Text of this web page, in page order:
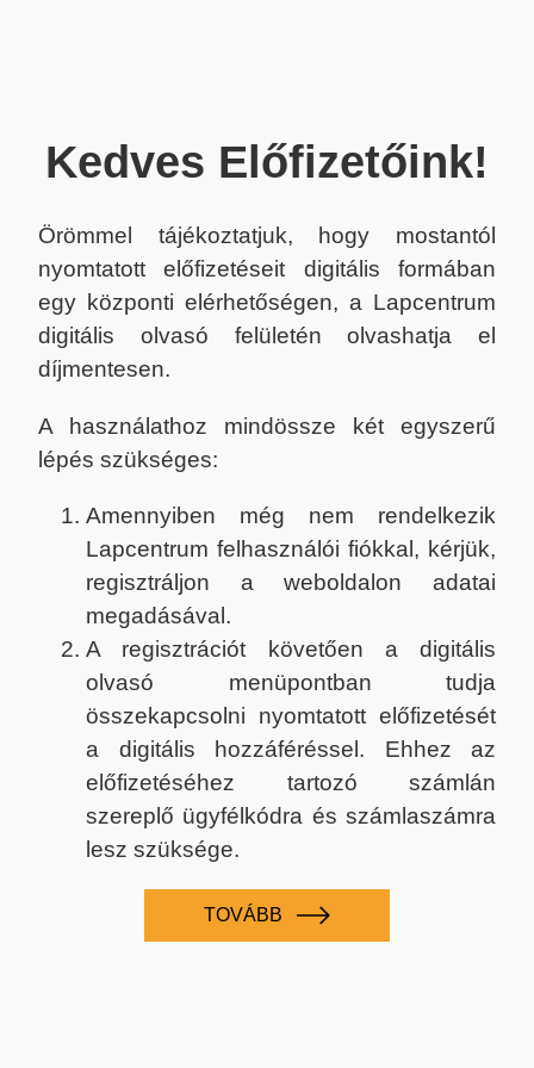
Kedves Előfizetőink!
Örömmel tájékoztatjuk, hogy mostantól
nyomtatott előfizetéseit digitális formában
egy központi elérhetőségen, a Lapcentrum
digitális olvasó felületén olvashatja el
díjmentesen.
A használathoz mindössze két egyszerű
lépés szükséges:
Amennyiben még nem rendelkezik
Lapcentrum felhasználói fiókkal, kérjük,
regisztráljon a weboldalon adatai
megadásával.
A regisztrációt követően a digitális
olvasó menüpontban tudja
összekapcsolni nyomtatott előfizetését
a digitális hozzáféréssel. Ehhez az
előfizetéséhez tartozó számlán
szereplő ügyfélkódra és számlaszámra
lesz szüksége.
TOVÁBB